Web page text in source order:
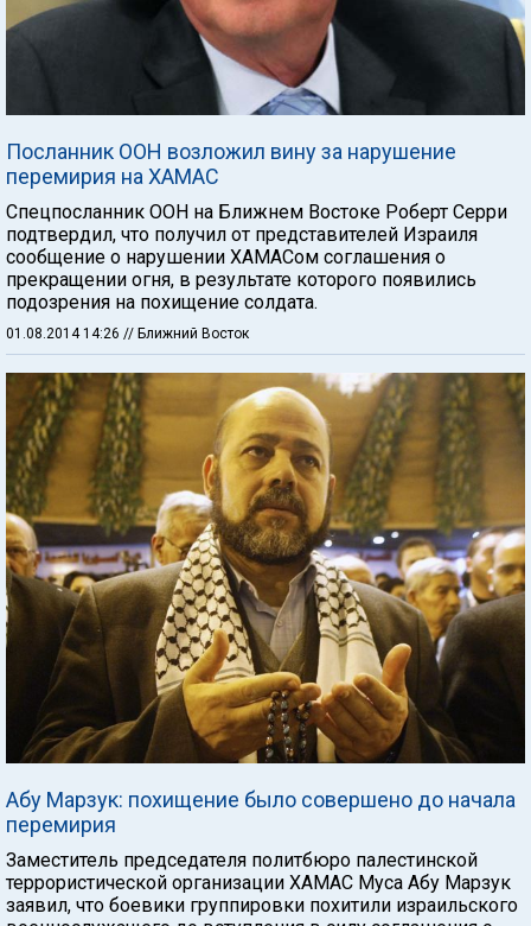
Посланник ООН возложил вину за нарушение
перемирия на ХАМАС
Спецпосланник ООН на Ближнем Востоке Роберт Серри
подтвердил, что получил от представителей Израиля
сообщение о нарушении ХАМАСом соглашения о
прекращении огня, в результате которого появились
подозрения на похищение солдата.
01.08.2014 14:26 // Ближний Восток
Абу Марзук: похищение было совершено до начала
перемирия
Заместитель председателя политбюро палестинской
террористической организации ХАМАС Муса Абу Марзук
заявил, что боевики группировки похитили израильского